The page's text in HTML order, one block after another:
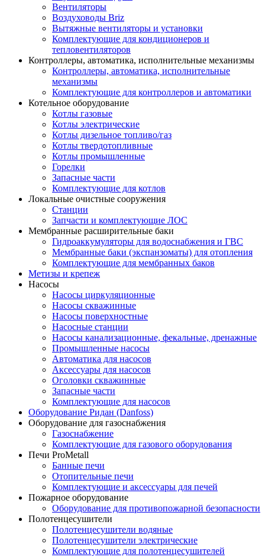
Вентиляторы
Воздуховоды Briz
Вытяжные вентиляторы и установки
Комплектующие для кондиционеров и
тепловентиляторов
Контроллеры, автоматика, исполнительные механизмы
Контроллеры, автоматика, исполнительные
механизмы
Комплектующие для контроллеров и автоматики
Котельное оборудование
Котлы газовые
Котлы электрические
Котлы дизельное топливо/газ
Котлы твердотопливные
Котлы промышленные
Горелки
Запасные части
Комплектующие для котлов
Локальные очистные сооружения
Станции
Запчасти и комплектующие ЛОС
Мембранные расширительные баки
Гидроаккумуляторы для водоснабжения и ГВС
Мембранные баки (экспанзоматы) для отопления
Комплектующие для мембранных баков
Метизы и крепеж
Насосы
Насосы циркуляционные
Насосы скважинные
Насосы поверхностные
Насосные станции
Насосы канализационные, фекальные, дренажные
Промышленные насосы
Автоматика для насосов
Аксессуары для насосов
Оголовки скважинные
Запасные части
Комплектующие для насосов
Оборудование Ридан (Danfoss)
Оборудование для газоснабжения
Газоснабжение
Комплектующие для газового оборудования
Печи ProMetall
Банные печи
Отопительные печи
Комплектующие и аксессуары для печей
Пожарное оборудование
Оборудование для противопожарной безопасности
Полотенцесушители
Полотенцесушители водяные
Полотенцесушители электрические
Комплектующие для полотенцесушителей